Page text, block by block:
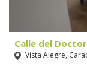
Calle del
Vista Alegre,